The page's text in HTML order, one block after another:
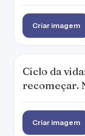
Criar imagem
Ciclo da
recomeçar.
Criar imagem